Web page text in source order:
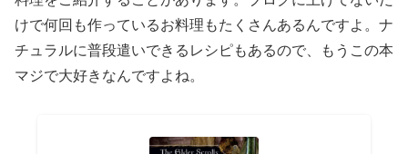
けで何回も作っているお料理もたくさんあるんですよ。ナ
チュラルに普段遣いできるレシピもあるので、もうこの本
マジで大好きなんですよね。